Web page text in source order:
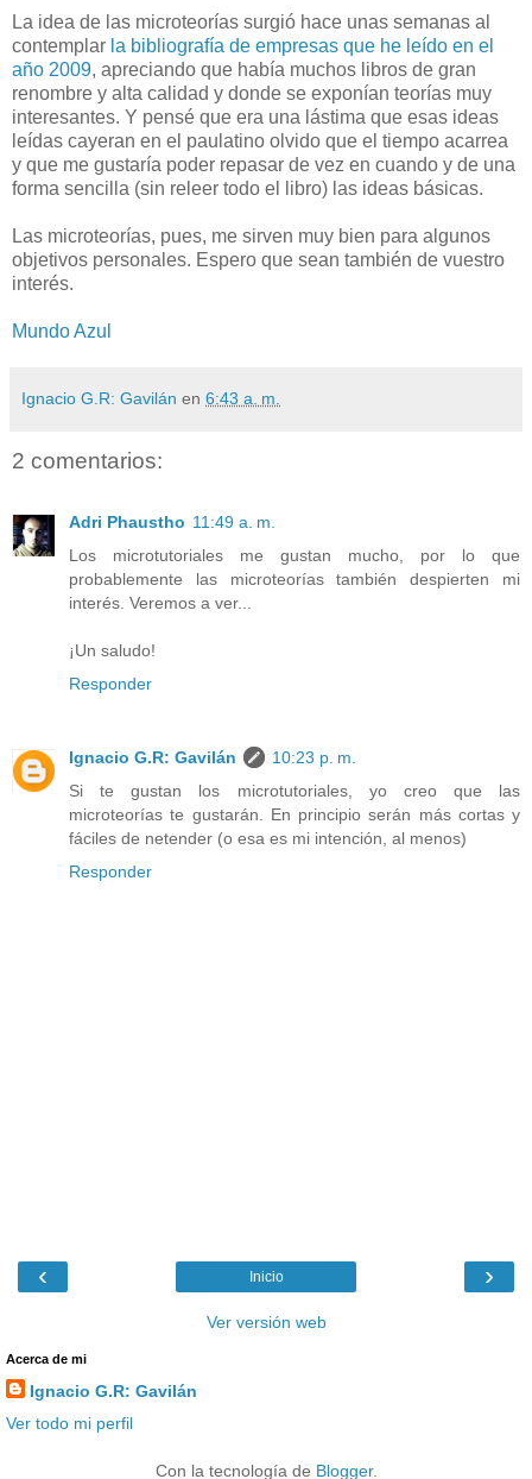
La idea de las microteorías surgió hace unas semanas al
contemplar la bibliografía de empresas que he leído en el
año 2009, apreciando que había muchos libros de gran
renombre y alta calidad y donde se exponían teorías muy
interesantes. Y pensé que era una lástima que esas ideas
leídas cayeran en el paulatino olvido que el tiempo acarrea
y que me gustaría poder repasar de vez en cuando y de una
forma sencilla (sin releer todo el libro) las ideas básicas.
Las microteorías, pues, me sirven muy bien para algunos
objetivos personales. Espero que sean también de vuestro
interés.
Mundo Azul
Ignacio G.R: Gavilán en 6:43 a. m.
2 comentarios:
Adri Phaustho 11:49 a. m.
Los microtutoriales me gustan mucho, por lo que
probablemente las microteorías también despierten mi
interés. Veremos a ver...
¡Un saludo!
Responder
Ignacio G.R: Gavilán
10:23 p. m.
Si te gustan los microtutoriales, yo creo que las
microteorías te gustarán. En principio serán más cortas y
fáciles de netender (o esa es mi intención, al menos)
Responder
‹ ›
Inicio
Ver versión web
Acerca de mi
Ignacio G.R: Gavilán
Ver todo mi perfil
Con la tecnología de Blogger.